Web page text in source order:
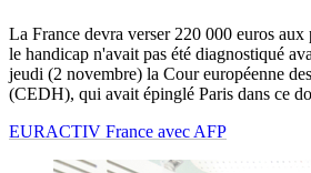
La France devra verser 220 000 euros
le handicap n'avait pas été diagnostiqué
jeudi (2 novembre) la Cour européenne
(CEDH), qui avait épinglé Paris dans ce
EURACTIV France avec AFP